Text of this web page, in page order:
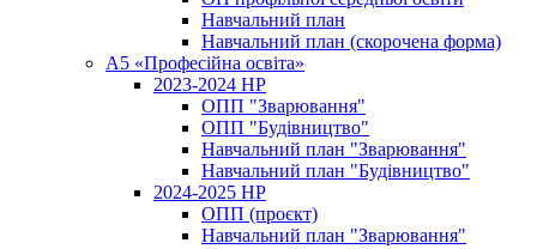
Навчальний план
Навчальний план (скорочена форма)
A5 «Професійна освіта»
2023-2024 НР
ОПП "Зварювання"
ОПП "Будівництво"
Навчальний план "Зварювання"
Навчальний план "Будівництво"
2024-2025 НР
ОПП (проєкт)
Навчальний план "Зварювання"